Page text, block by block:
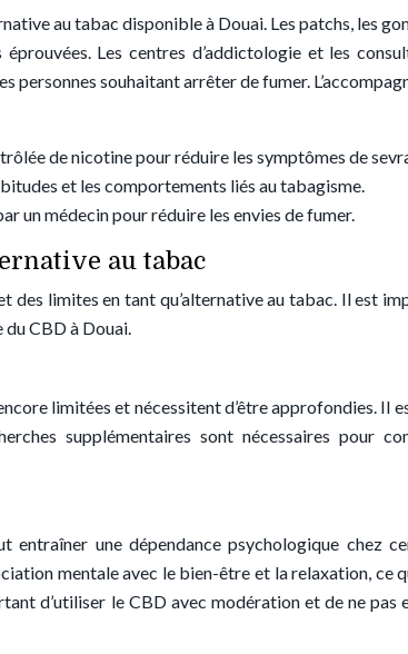
au tabac disponible à Douai. Les patchs, les
Les centres d’addictologie et les
souhaitant arrêter de fumer.
de nicotine pour réduire les symptômes de
et les comportements liés au tabagisme.
un médecin pour réduire les envies de fumer.
au tabac
des limites en tant qu’alternative au tabac. Il est
du CBD à Douai.
limitées et nécessitent d’être approfondies. Il
supplémentaires sont nécessaires pour
une dépendance psychologique chez
mentale avec le bien-être et la relaxation, ce
d’utiliser le CBD avec modération et de ne pas